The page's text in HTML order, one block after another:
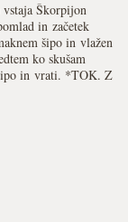
vstaja Škorpijon
in začetek
šipo in vlažen
ko skušam
in vrati. *TOK. Z